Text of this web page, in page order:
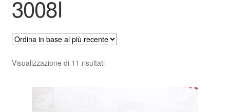
Contatto
Il mio account
Pagamenti
Politica sulla riservatezza
3008I
Visualizzazione di 11 risultatiOrdina